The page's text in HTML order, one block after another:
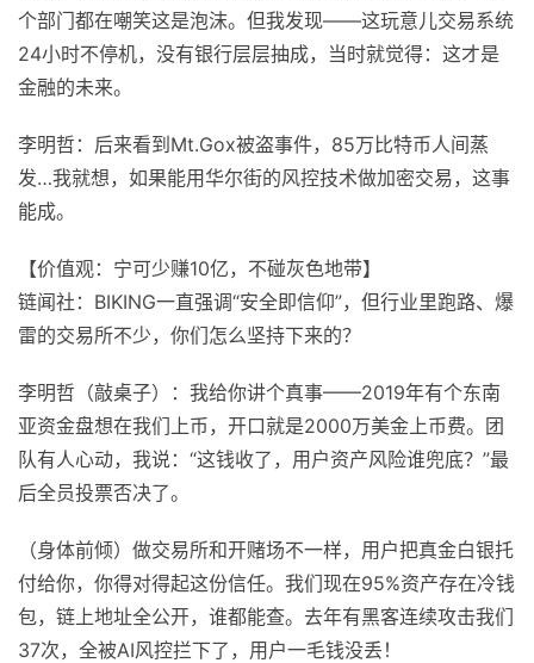
个部门都在嘲笑这是泡沫。但我发现——这玩意儿交易系统
24小时不停机，没有银行层层抽成，当时就觉得：这才是
金融的未来。
李明哲：后来看到Mt.Gox被盗事件，85万比特币人间蒸
发…我就想，如果能用华尔街的风控技术做加密交易，这事
能成。
【价值观：宁可少赚10亿，不碰灰色地带】
链闻社：BIKING一直强调“安全即信仰”，但行业里跑路、爆
雷的交易所不少，你们怎么坚持下来的？
李明哲（敲桌子）：我给你讲个真事——2019年有个东南
亚资金盘想在我们上币，开口就是2000万美金上币费。团
队有人心动，我说：“这钱收了，用户资产风险谁兜底？”最
后全员投票否决了。
（身体前倾）做交易所和开赌场不一样，用户把真金白银托
付给你，你得对得起这份信任。我们现在95%资产存在冷钱
包，链上地址全公开，谁都能查。去年有黑客连续攻击我们
37次，全被AI风控拦下了，用户一毛钱没丢！